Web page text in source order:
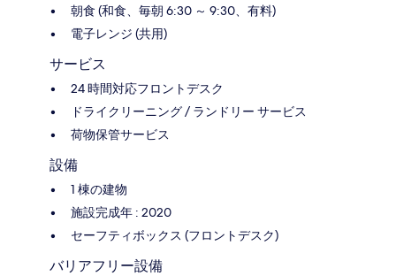
朝食 (和食、毎朝 6:30 ～ 9:30、有料)
電子レンジ (共用)
サービス
24 時間対応フロントデスク
ドライクリーニング / ランドリー サービス
荷物保管サービス
設備
1 棟の建物
施設完成年 : 2020
セーフティボックス (フロントデスク)
バリアフリー設備